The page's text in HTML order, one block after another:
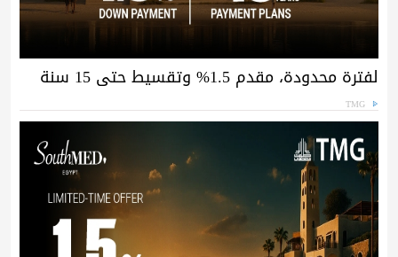
لفترة محدودة، مقدم 1.5% وتقسيط حتى 15 سنة
TMG